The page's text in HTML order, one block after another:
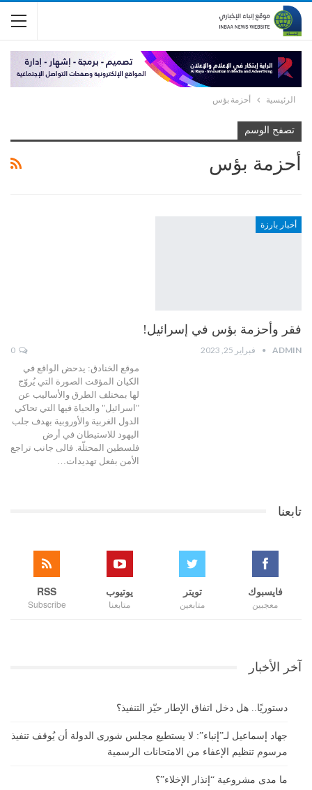
الرئيسية أحزمة بؤس
تصفح الوسم
أحزمة بؤس
أخبار بارزة
فقر وأحزمة بؤس في إسرائيل!
ADMIN فبراير 25, 2023
موقع الخنادق: يدحض الواقع في
الكيان المؤقت الصورة التي يُروّج
لها بمختلف الطرق والأساليب عن
"اسرائيل" والحياة فيها التي تحاكي
الدول الغربية والأوروبية بهدف جلب
اليهود للاستيطان في أرض
فلسطين المحتلّة. فالى جانب تراجع
الأمن بفعل تهديدات…
تابعنا
فايسبوك
معجبين
تويتر
متابعين
يوتيوب
متابعنا
RSS
Subscribe
آخر الأخبار
دستوريًا.. هل دخل اتفاق الإطار حيّز التنفيذ؟
جهاد إسماعيل لـ”إنباء”: لا يستطيع مجلس شورى الدولة أن يُوقف تنفيذ
مرسوم تنظيم الإعفاء من الامتحانات الرسمية
ما مدى مشروعية “إنذار الإخلاء”؟